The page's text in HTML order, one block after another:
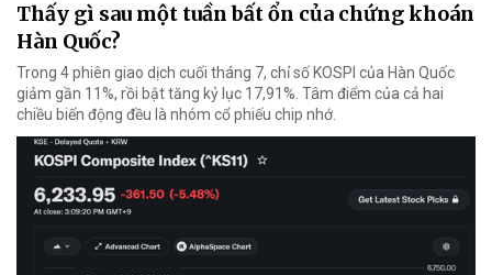
Thấy gì sau một tuần bất ổn của chứng khoán
Hàn Quốc?
Trong 4 phiên giao dịch cuối tháng 7, chỉ số KOSPI của Hàn Quốc
giảm gần 11%, rồi bật tăng kỷ lục 17,91%. Tâm điểm của cả hai
chiều biến động đều là nhóm cổ phiếu chip nhớ.